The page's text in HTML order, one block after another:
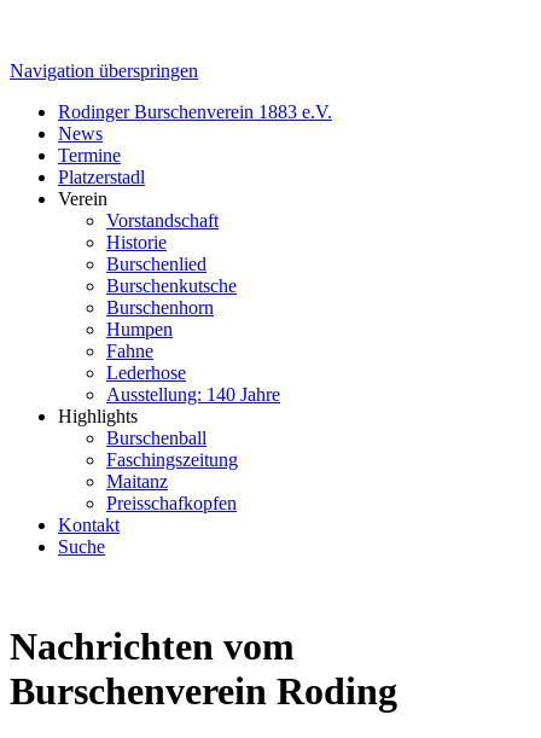
Navigation überspringen
Rodinger Burschenverein 1883 e.V.
News
Termine
Platzerstadl
Verein
Vorstandschaft
Historie
Burschenlied
Burschenkutsche
Burschenhorn
Humpen
Fahne
Lederhose
Ausstellung: 140 Jahre
Highlights
Burschenball
Faschingszeitung
Maitanz
Preisschafkopfen
Kontakt
Suche
Nachrichten vom
Burschenverein Roding